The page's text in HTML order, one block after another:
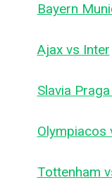
Bayern
Ajax vs Inter
Slavia
Olympiacos
Tottenham